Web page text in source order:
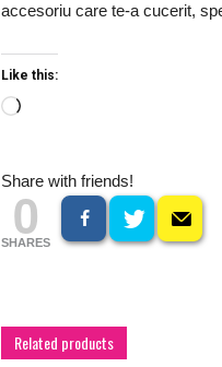
accesoriu care te-a cucerit,
Like this:
Loading…
Share with friends!
0
SHARES
Related products